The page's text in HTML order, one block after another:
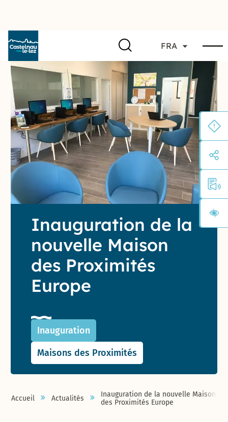
FRA
Inauguration de la
nouvelle Maison
des Proximités
Europe
Inauguration
Maisons des Proximités
Accueil Actualités
Inauguration de la nouvelle Maison
des Proximités Europe